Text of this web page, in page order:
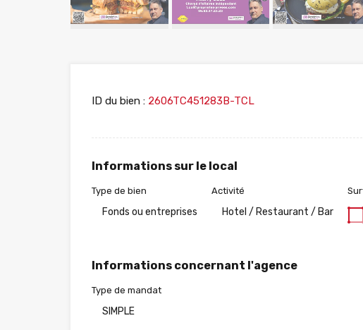
ID du bien : 2606TC451283B-TCL
Informations sur le local
Type de bien
Fonds ou entreprises
Activité
Hotel / Restaurant / Bar
Informations concernant l'agence
Type de mandat
SIMPLE